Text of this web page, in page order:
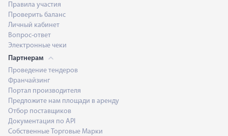
Правила участия
Проверить баланс
Личный кабинет
Вопрос-ответ
Электронные чеки
Партнерам
Проведение тендеров
Франчайзинг
Портал производителя
Предложите нам площади в аренду
Отбор поставщиков
Документация по API
Собственные Торговые Марки